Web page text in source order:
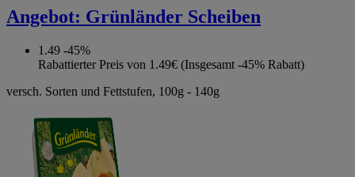
Angebot: Grünländer Scheiben
1.49 -45%
Rabattierter Preis von 1.49€ (Insgesamt -45% Rabatt)
versch. Sorten und Fettstufen, 100g - 140g